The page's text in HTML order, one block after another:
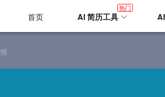
首页 AI 简历工具
热门